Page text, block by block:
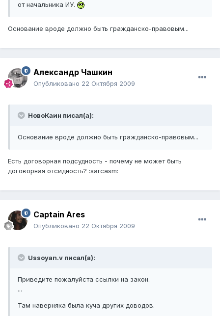
от начальника ИУ.
Основание вроде должно быть гражданско-правовым...
Александр Чашкин
Опубликовано 22 Октября 2009
НовоКаин писал(а):
Основание вроде должно быть гражданско-правовым...
Есть договорная подсудность - почему не может быть
договорная отсидность? :sarcasm:
Captain Ares
Опубликовано 22 Октября 2009
Ussoyan.v писал(а):
Приведите пожалуйста ссылки на закон.
...
Там наверняка была куча других доводов.